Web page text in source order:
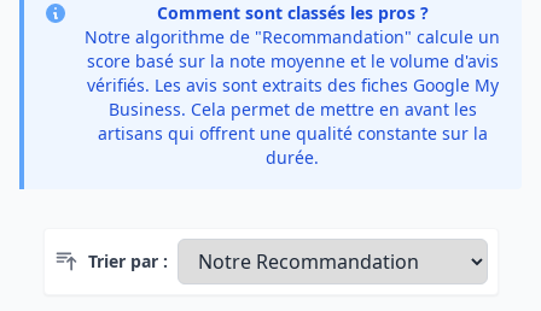
Comment sont classés les pros ?
Notre algorithme de "Recommandation" calcule un
score basé sur la note moyenne et le volume d'avis
vérifiés. Les avis sont extraits des fiches Google My
Business. Cela permet de mettre en avant les
artisans qui offrent une qualité constante sur la
durée.
Trier par :